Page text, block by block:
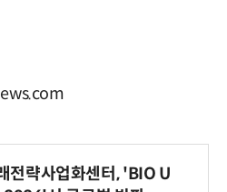
전략사업화센터, 'BIO U